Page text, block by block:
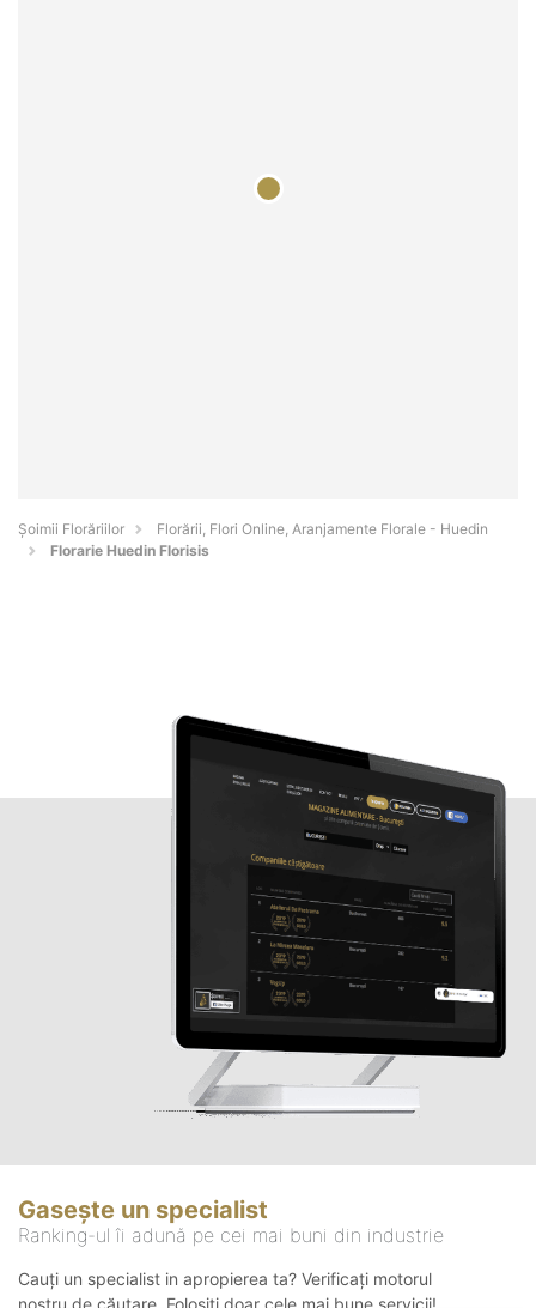
Șoimii Florăriilor
Florării, Flori Online, Aranjamente Florale - Huedin
Florarie Huedin Florisis
Gasește un specialist
Ranking-ul îi adună pe cei mai buni din industrie
Cauți un specialist in apropierea ta? Verificați motorul
nostru de căutare. Folosiți doar cele mai bune servicii!